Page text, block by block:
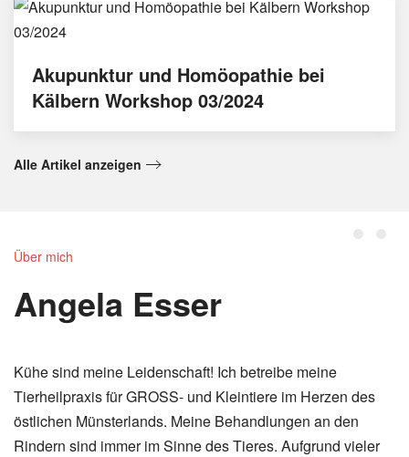
Akupunktur und Homöopathie bei
Kälbern Workshop 03/2024
Alle Artikel anzeigen
Über mich
Angela Esser
Kühe sind meine Leidenschaft! Ich betreibe meine
Tierheilpraxis für GROSS- und Kleintiere im Herzen des
östlichen Münsterlands. Meine Behandlungen an den
Rindern sind immer im Sinne des Tieres. Aufgrund vieler